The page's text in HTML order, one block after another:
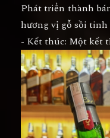
Phát triển thành
hương vị gỗ sồi tinh
- Kết thúc: Một kết